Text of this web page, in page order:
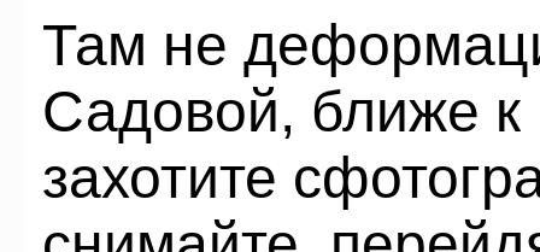
Там не
Садовой, ближе к
захотите